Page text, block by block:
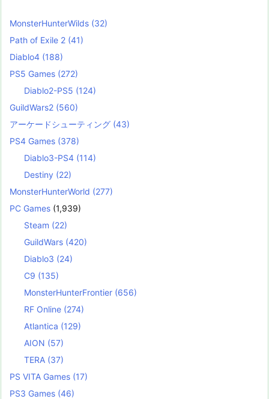
MonsterHunterWilds (32)
Path of Exile 2 (41)
Diablo4 (188)
PS5 Games (272)
Diablo2-PS5 (124)
GuildWars2 (560)
アーケードシューティング (43)
PS4 Games (378)
Diablo3-PS4 (114)
Destiny (22)
MonsterHunterWorld (277)
PC Games (1,939)
Steam (22)
GuildWars (420)
Diablo3 (24)
C9 (135)
MonsterHunterFrontier (656)
RF Online (274)
Atlantica (129)
AION (57)
TERA (37)
PS VITA Games (17)
PS3 Games (46)